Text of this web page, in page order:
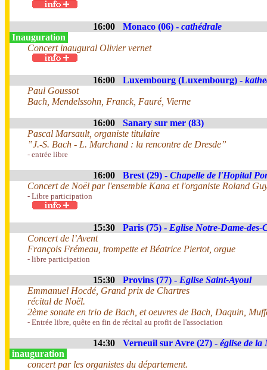
16:00 Monaco (06) - cathédrale
Inauguration
Concert inaugural Olivier vernet
16:00 Luxembourg (Luxembourg) -
Paul Goussot
Bach, Mendelssohn, Franck, Fauré, Vierne
16:00
Sanary sur mer (83)
Pascal Marsault, organiste titulaire
”J.-S. Bach - L. Marchand : la rencontre de Dresde”
- entrée libre
16:00 Brest (29) - Chapelle de l'Hopital
Concert de Noël par l'ensemble Kana et l'organiste Roland
- Libre participation
15:30 Paris (75) - Eglise Notre-Dame-des-
Concert de l’Avent
François Frémeau, trompette et Béatrice Piertot, orgue
- libre participation
15:30 Provins (77) - Eglise Saint-Ayoul
Emmanuel Hocdé, Grand prix de Chartres
récital de Noël.
2ème sonate en trio de Bach, et oeuvres de Bach, Daquin,
- Entrée libre, quête en fin de récital au profit de l'association
14:30 Verneuil sur Avre (27) - église de la
inauguration
concert par les organistes du département.